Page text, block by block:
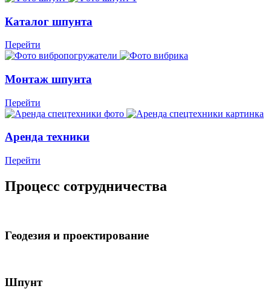
Каталог шпунта
Перейти
Монтаж шпунта
Перейти
Аренда техники
Перейти
Процесс сотрудничества
Геодезия и проектирование
Шпунт